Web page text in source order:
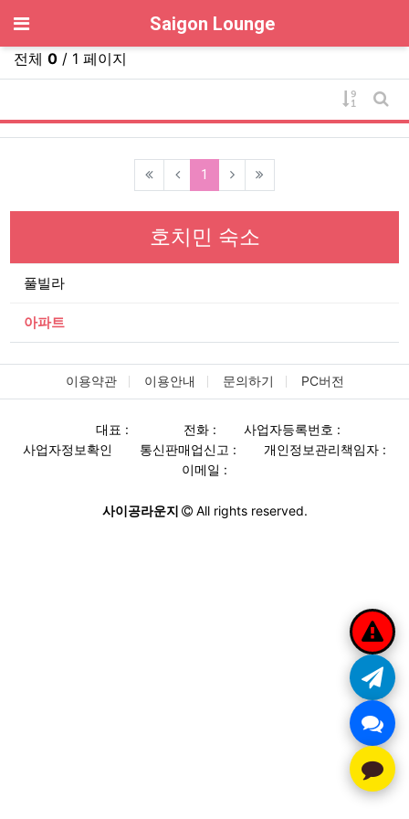
Saigon Lounge
전체 0 / 1 페이지
게시물
게
1 (current)
호치민 숙소
풀빌라
아파트
이용약관 이용안내 문의하기 PC버전
대표 : 전화 :
사업자등록번호 :
사업자정보확인
통신판매업신고 :
개인정보관리책임자 :
이메일 :
사이공라운지 All rights reserved.